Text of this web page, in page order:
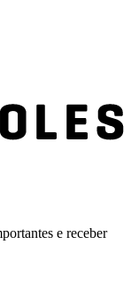
e receber